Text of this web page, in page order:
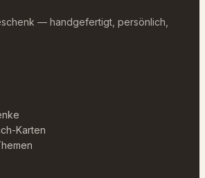
— handgefertigt, persönlich,
Karten